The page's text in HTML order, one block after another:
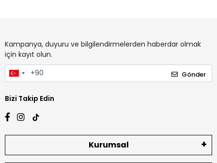
Kampanya, duyuru ve bilgilendirmelerden haberdar olmak
için kayıt olun.
Gönder
Bizi Takip Edin
Kurumsal